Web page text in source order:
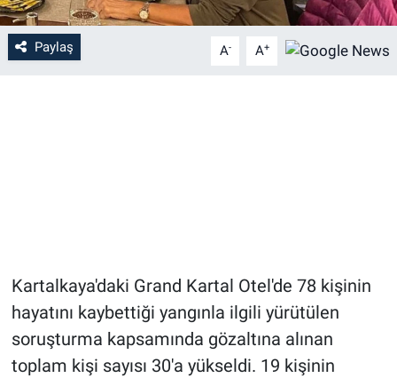
Paylaş A- A+
Kartalkaya'daki Grand Kartal Otel'de 78 kişinin
hayatını kaybettiği yangınla ilgili yürütülen
soruşturma kapsamında gözaltına alınan
toplam kişi sayısı 30'a yükseldi. 19 kişinin